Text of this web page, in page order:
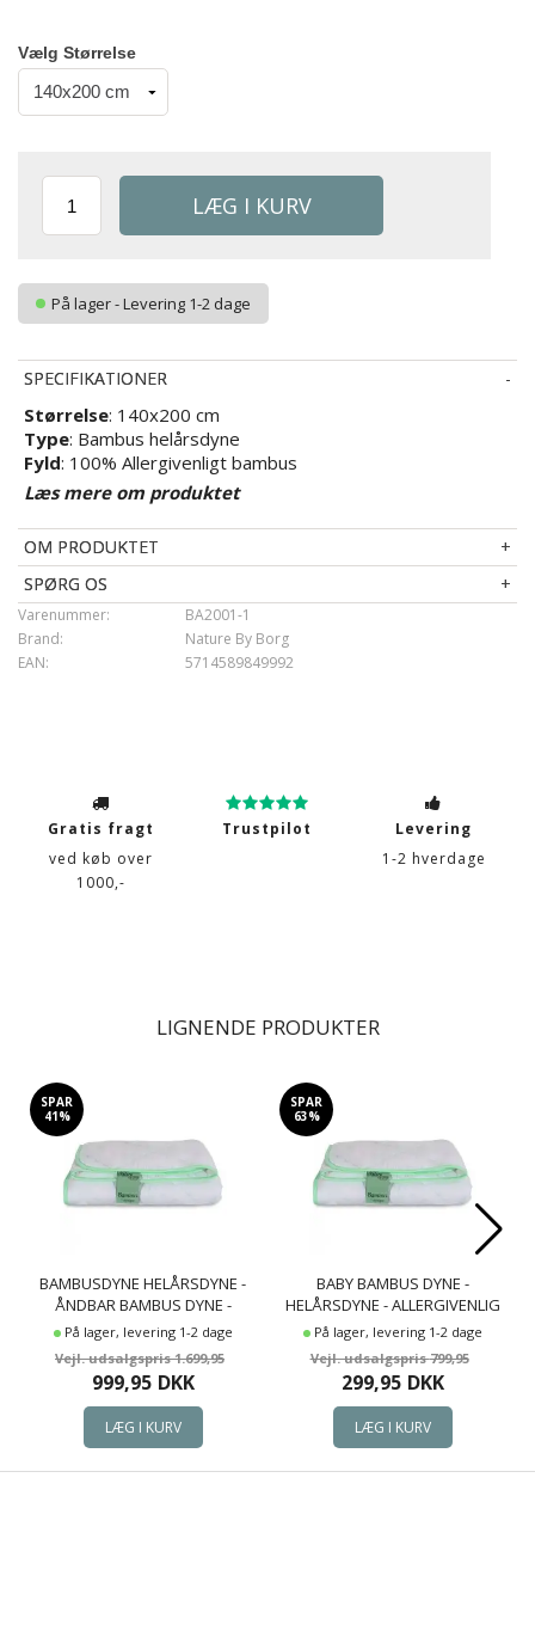
Vælg Størrelse
På lager - Levering 1-2 dage
SPECIFIKATIONER
Størrelse: 140x200 cm
Type: Bambus helårsdyne
Fyld: 100% Allergivenligt bambus
Brand: Nature By Borg
: 1215g bambus
Bolster: 100% Blødt naturligt bambus
Konstruktion: Kassettedyne
Vask: 40°
Tørretumbling: Ja, ved lav temperatur
Garanti
Læs mere om produktet
OM PRODUKTET
SPØRG OS
BA2001-1
Varenummer:
Nature By Borg
Brand:
5714589849992
EAN:
Gratis fragt
ved køb over
1000,-
Trustpilot
Levering
1-2 hverdage
LIGNENDE PRODUKTER
SPAR
41%
BAMBUSDYNE HELÅRSDYNE -
ÅNDBAR BAMBUS DYNE -
140X200 CM - NATURE BY BORG
BAMBUSDYNE
På lager, levering 1-2 dage
1.699,95
999,95 DKK
SPAR
63%
BABY BAMBUS DYNE -
HELÅRSDYNE - ALLERGIVENLIG
DYNE - 70X100 CM - NATURE BY
BORG DYNE
På lager, levering 1-2 dage
799,95
299,95 DKK